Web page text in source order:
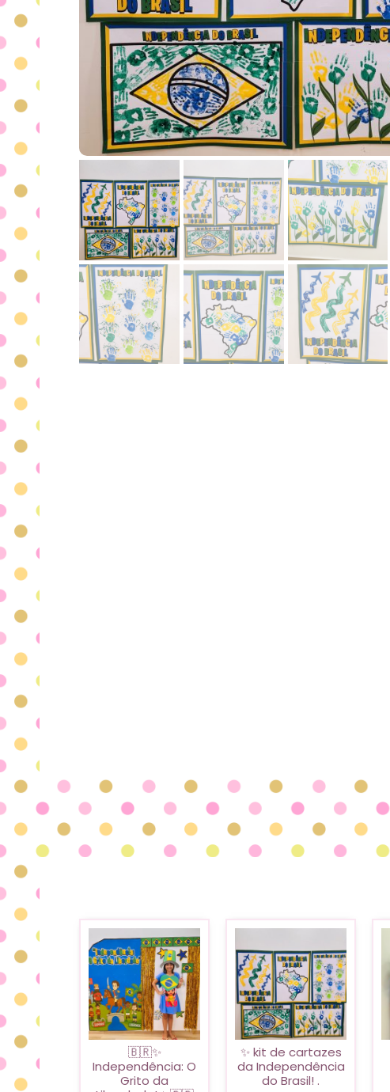
🇧🇷✨
Independência: O
Grito da
✨ kit de cartazes
da Independência
do Brasil! .